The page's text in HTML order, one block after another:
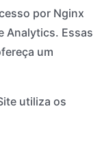
por Nginx
Analytics. Essas
um
utiliza os